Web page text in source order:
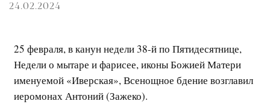
24.02.2024
25 февраля, в канун недели 38-й по Пятидесятнице,
Недели о мытаре и фарисее, иконы Божией Матери
именуемой «Иверская», Всенощное бдение возглавил
иеромонах Антоний (Зажеко).